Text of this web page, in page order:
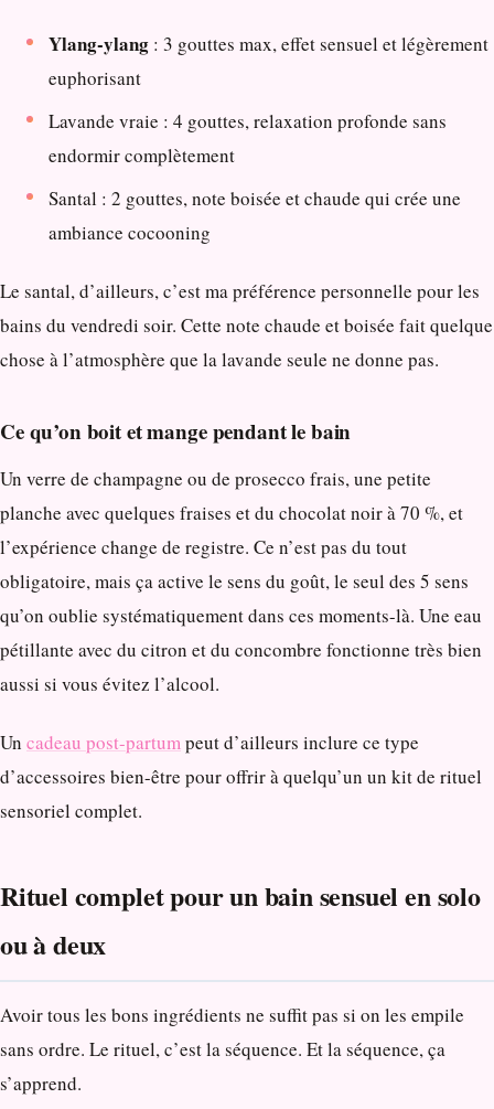
Ylang-ylang : 3 gouttes max, effet sensuel et légèrement
euphorisant
Lavande vraie : 4 gouttes, relaxation profonde sans
endormir complètement
Santal : 2 gouttes, note boisée et chaude qui crée une
ambiance cocooning
Le santal, d’ailleurs, c’est ma préférence personnelle pour les
bains du vendredi soir. Cette note chaude et boisée fait quelque
chose à l’atmosphère que la lavande seule ne donne pas.
Ce qu’on boit et mange pendant le bain
Un verre de champagne ou de prosecco frais, une petite
planche avec quelques fraises et du chocolat noir à 70 %, et
l’expérience change de registre. Ce n’est pas du tout
obligatoire, mais ça active le sens du goût, le seul des 5 sens
qu’on oublie systématiquement dans ces moments-là. Une eau
pétillante avec du citron et du concombre fonctionne très bien
aussi si vous évitez l’alcool.
Un cadeau post-partumpeut d’ailleurs inclure ce type
d’accessoires bien-être pour offrir à quelqu’un un kit de rituel
sensoriel complet.
Rituel complet pour un bain sensuel en solo
ou à deux
Avoir tous les bons ingrédients ne suffit pas si on les empile
sans ordre. Le rituel, c’est la séquence. Et la séquence, ça
s’apprend.